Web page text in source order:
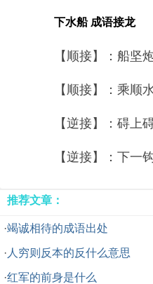
下水船 成语接龙
【顺接】：船坚炮
【顺接】：乘顺水
【逆接】：碍上碍
【逆接】：下一钩
推荐文章：
·竭诚相待的成语出处
· 人穷则反本的反什么意思
·红军的前身是什么